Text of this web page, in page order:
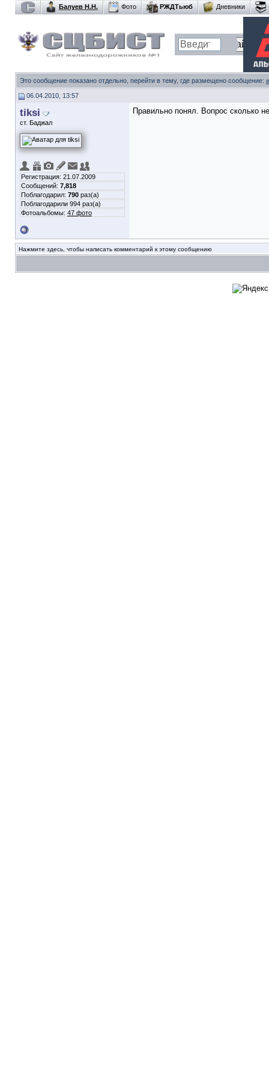
Балуев Н.Н. Фото РЖДТьюб Дневники
Это сообщение показано отдельно, перейти в тему, где размещено сообщение:
06.04.2010, 13:57
tiksi
ст. Баджал
Регистрация: 21.07.2009
Сообщений: 7,818
Поблагодарил: 790 раз(а)
Поблагодарили 994 раз(а)
Фотоальбомы: 47 фото
Правильно понял. Вопрос сколько
Нажмите здесь, чтобы написать комментарий к этому сообщению